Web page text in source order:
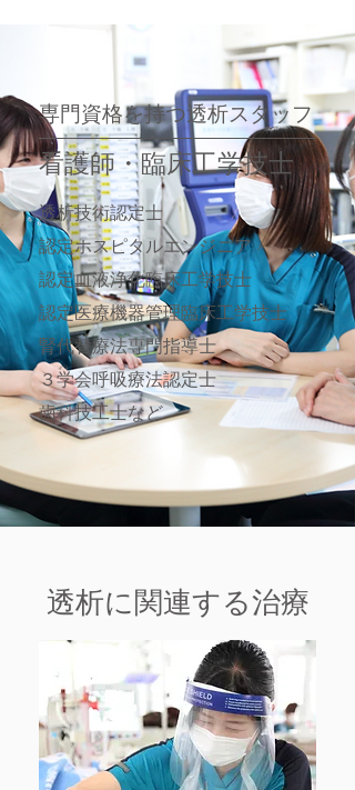
専門資格を持つ透析スタッフ
看護師・臨床工学技士
透析技術認定士
認定ホスピタルエンジニア
認定血液浄化臨床工学技士
認定医療機器管理臨床工学技士
腎代替療法専門指導士
３学会呼吸療法認定士
歯科技工士​など​
透析に関連する治療